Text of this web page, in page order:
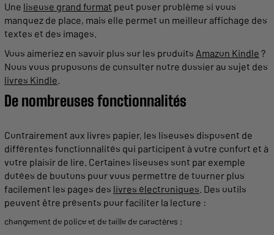
Une liseuse grand format peut poser problème si vous
manquez de place, mais elle permet un meilleur affichage des
textes et des images.
Vous aimeriez en savoir plus sur les produits Amazon Kindle ?
Nous vous proposons de consulter notre dossier au sujet des
livres Kindle.
De nombreuses fonctionnalités
Contrairement aux livres papier, les liseuses disposent de
différentes fonctionnalités qui participent à votre confort et à
votre plaisir de lire. Certaines liseuses sont par exemple
dotées de boutons pour vous permettre de tourner plus
facilement les pages des livres électroniques. Des outils
peuvent être présents pour faciliter la lecture :
changement de police et de taille de caractères ;